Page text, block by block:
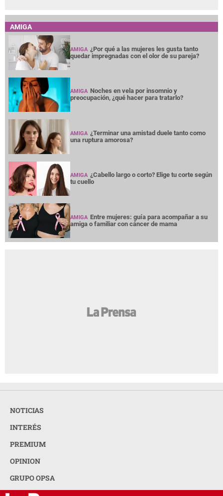
AMIGA
AMIGA ¿Por qué a las mujeres les gusta tanto
quedar impregnadas con el olor de su pareja?
AMIGA Noches en vela por insomnio y
preocupación, ¿qué hacer para tratarlo?
AMIGA ¿Terminar una amistad duele tanto como
una ruptura amorosa?
AMIGA ¿Cabello largo o corto? Elige tu corte según
tu cuello
AMIGA Entre mujeres: guía para acompañar a su
amiga o familiar con cáncer de mama
NOTICIAS
INTERÉS
PREMIUM
OPINION
GRUPO OPSA